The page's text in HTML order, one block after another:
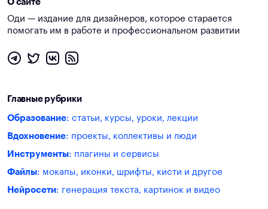
О сайте
Оди — издание для дизайнеров, которое старается
помогать им в работе и профессиональном развитии
Главные рубрики
Образование: статьи, курсы, уроки, лекции
Вдохновение: проекты, коллективы и люди
Инструменты: плагины и сервисы
Файлы: мокапы, иконки, шрифты, кисти и другое
Нейросети: генерация текста, картинок и видео